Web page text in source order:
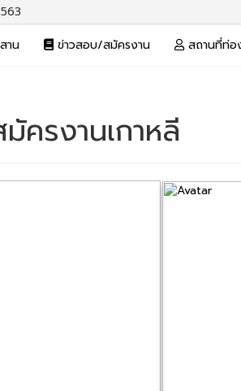
าน ข่าวสอบ/สมัครงาน สถานที่ท่อ
ครงานเกาหลี